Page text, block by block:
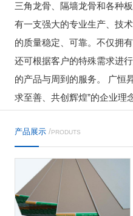
三角龙骨、隔墙龙骨和各种
有一支强大的专业生产、技
的质量稳定、可靠。不仅拥
还可根据客户的特殊需求进
的产品与周到的服务。 广恒
求至善、共创辉煌”的企业理
产品展示 /PRODUTS